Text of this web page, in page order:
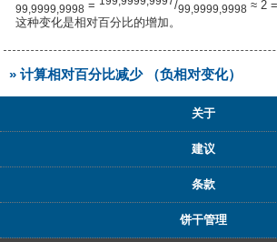
99,9999,9998 = /99,9999,9998 ≈ 2
这种变化是相对百分比的增加。
» 计算相对百分比减少 （负相对变化）
关于
建议
条款
饼干管理